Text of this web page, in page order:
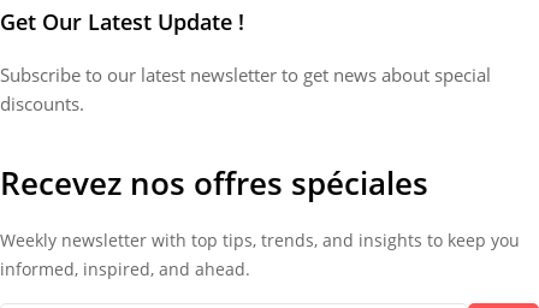
Get Our Latest Update !
Subscribe to our latest newsletter to get news about special
discounts.
Recevez nos offres spéciales
Weekly newsletter with top tips, trends, and insights to keep you
informed, inspired, and ahead.